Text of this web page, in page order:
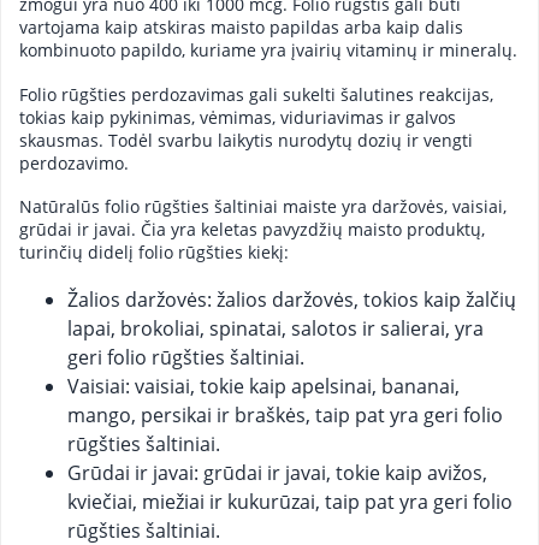
vartojama kaip atskiras maisto papildas arba kaip dalis
kombinuoto papildo, kuriame yra įvairių vitaminų ir mineralų.
Folio rūgšties perdozavimas gali sukelti šalutines reakcijas,
tokias kaip pykinimas, vėmimas, viduriavimas ir galvos
skausmas. Todėl svarbu laikytis nurodytų dozių ir vengti
perdozavimo.
Natūralūs folio rūgšties šaltiniai maiste yra daržovės, vaisiai,
grūdai ir javai. Čia yra keletas pavyzdžių maisto produktų,
turinčių didelį folio rūgšties kiekį:
Žalios daržovės: žalios daržovės, tokios kaip žalčių
lapai, brokoliai, spinatai, salotos ir salierai, yra
geri folio rūgšties šaltiniai.
Vaisiai: vaisiai, tokie kaip apelsinai, bananai,
mango, persikai ir braškės, taip pat yra geri folio
rūgšties šaltiniai.
Grūdai ir javai: grūdai ir javai, tokie kaip avižos,
kviečiai, miežiai ir kukurūzai, taip pat yra geri folio
rūgšties šaltiniai.